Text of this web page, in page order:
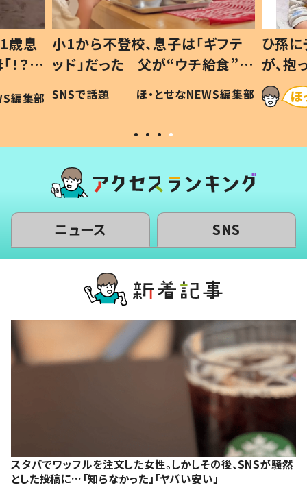
歳息
？」
編集部
小1から不登校、息子は「ギフテ
ッド」だった 父が“ウチ給食”を
作り続ける理由とは #令和の親
#令和の子
SNSで話題 ほ・とせなNEWS編集部
ひ孫
が、
「涙が
い」
ニュース SNS
スタバでワッフルを注文した女性。しかしその後、SNSが騒然
とした投稿に…「知らなかった」「ヤバい安い」